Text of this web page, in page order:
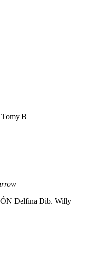
B
Delfina Dib, Willy